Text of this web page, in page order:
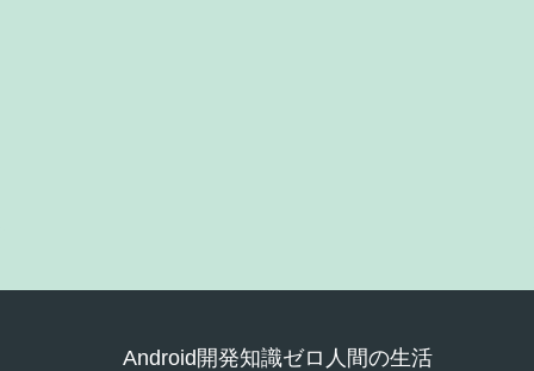
Android開発知識ゼロ人間の生活